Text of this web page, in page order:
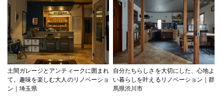
土間ガレージとアンティークに囲まれ
て。趣味を楽しむ大人のリノベーショ
ン｜埼玉県
自分たちらしさを大切にした、心地よ
い暮らしを叶えるリノベーション｜群
馬県渋川市